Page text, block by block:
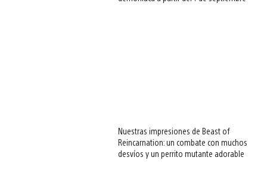
Nuestras impresiones de Beast of
Reincarnation: un combate con muchos
desvíos y un perrito mutante adorable